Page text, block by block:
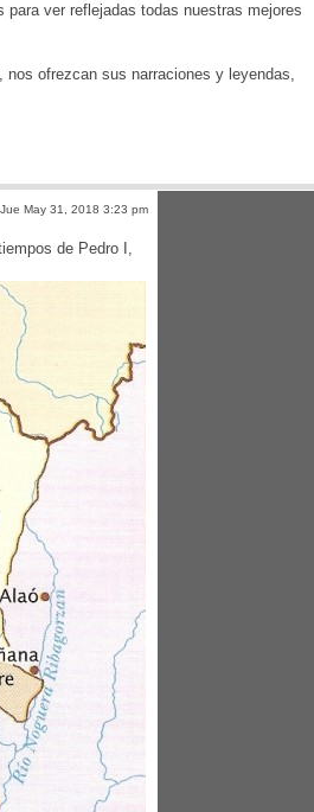
ver reflejadas todas nuestras mejores
ofrezcan sus narraciones y leyendas,
Jue May 31, 2018 3:23 pm
de Pedro I,